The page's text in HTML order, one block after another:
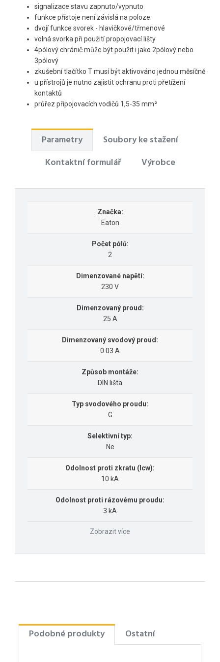
signalizace stavu zapnuto/vypnuto
funkce přístoje není závislá na poloze
dvojí funkce svorek - hlavičkové/třmenové
volná svorka při použití propojovací lišty
4pólový chránič může být použit i jako 2pólový nebo
3pólový
zkušební tlačítko T musí být aktivováno jednou měsíčně
u přístrojů je nutno zajistit ochranu proti přetížení
kontaktů
průřez připojovacích vodičů 1,5-35 mm²
Parametry
Soubory ke stažení
Kontaktní formulář
Výrobce
Značka:
Eaton
Počet pólů:
2
Dimenzované napětí:
230 V
Dimenzovaný proud:
25 A
Dimenzovaný svodový proud:
0.03 A
Způsob montáže:
DIN lišta
Typ svodového proudu:
G
Selektivní typ:
Ne
Odolnost proti zkratu (Icw):
10 kA
Odolnost proti rázovému proudu:
3 kA
Zobrazit více
Podobné produkty Ostatní